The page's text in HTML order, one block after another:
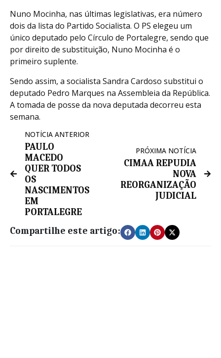
Nuno Mocinha, nas últimas legislativas, era número
dois da lista do Partido Socialista. O PS elegeu um
único deputado pelo Círculo de Portalegre, sendo que
por direito de substituição, Nuno Mocinha é o
primeiro suplente.
Sendo assim, a socialista Sandra Cardoso substitui o
deputado Pedro Marques na Assembleia da República.
A tomada de posse da nova deputada decorreu esta
semana.
NOTÍCIA ANTERIOR
PAULO
MACEDO
QUER TODOS
OS
NASCIMENTOS
EM
PORTALEGRE
PRÓXIMA NOTÍCIA
CIMAA REPUDIA
NOVA
REORGANIZAÇÃO
JUDICIAL
Compartilhe este artigo: